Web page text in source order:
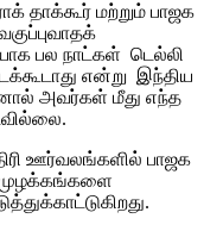
தாக்கூர் மற்றும் பாஜக
பல நாட்கள் டெல்லி
என்று இந்திய
அவர்கள் மீது எந்த
ஊர்வலங்களில் பாஜக
முழக்கங்களை